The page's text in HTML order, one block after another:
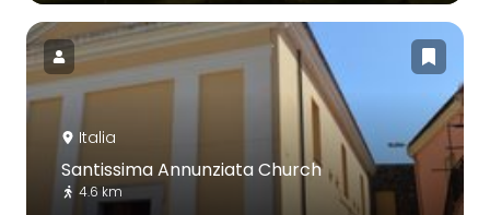
Italia
Santissima Annunziata Church
4.6 km